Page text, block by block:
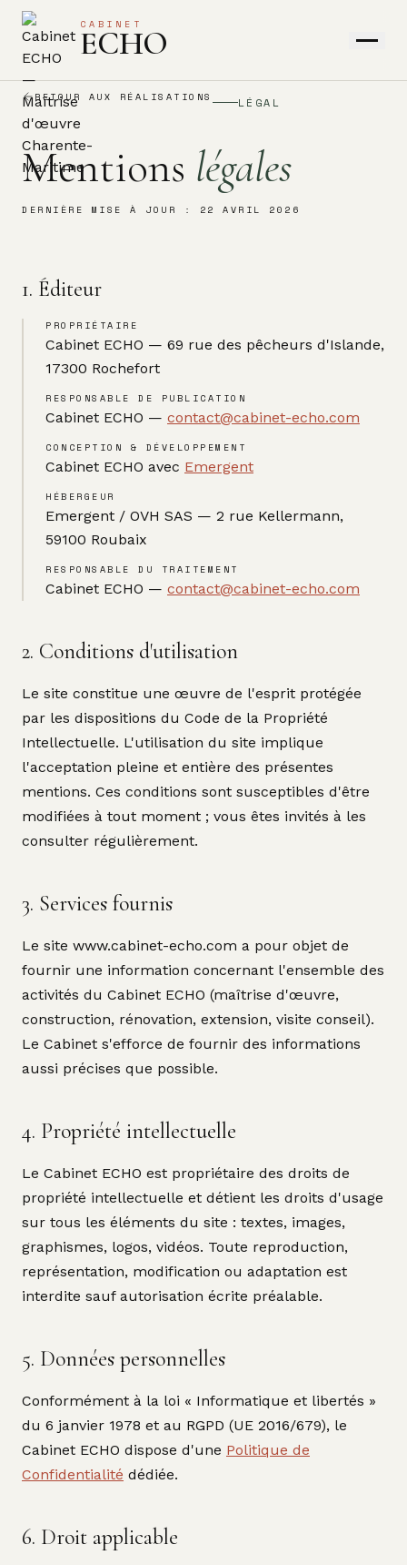
CABINET
ECHO
RETOUR AUX RÉALISATIONS LÉGAL
Mentions légales
DERNIÈRE MISE À JOUR : 22 AVRIL 2026
1. Éditeur
PROPRIÉTAIRE
Cabinet ECHO — 69 rue des pêcheurs d'Islande,
17300 Rochefort
RESPONSABLE DE PUBLICATION
Cabinet ECHO — contact@cabinet-echo.com
CONCEPTION & DÉVELOPPEMENT
Cabinet ECHO avec Emergent
HÉBERGEUR
Emergent / OVH SAS — 2 rue Kellermann,
59100 Roubaix
RESPONSABLE DU TRAITEMENT
Cabinet ECHO — contact@cabinet-echo.com
2. Conditions d'utilisation
Le site constitue une œuvre de l'esprit protégée
par les dispositions du Code de la Propriété
Intellectuelle. L'utilisation du site implique
l'acceptation pleine et entière des présentes
mentions. Ces conditions sont susceptibles d'être
modifiées à tout moment ; vous êtes invités à les
consulter régulièrement.
3. Services fournis
Le site www.cabinet-echo.com a pour objet de
fournir une information concernant l'ensemble des
activités du Cabinet ECHO (maîtrise d'œuvre,
construction, rénovation, extension, visite conseil).
Le Cabinet s'efforce de fournir des informations
aussi précises que possible.
4. Propriété intellectuelle
Le Cabinet ECHO est propriétaire des droits de
propriété intellectuelle et détient les droits d'usage
sur tous les éléments du site : textes, images,
graphismes, logos, vidéos. Toute reproduction,
représentation, modification ou adaptation est
interdite sauf autorisation écrite préalable.
5. Données personnelles
Conformément à la loi « Informatique et libertés »
du 6 janvier 1978 et au RGPD (UE 2016/679), le
Cabinet ECHO dispose d'une Politique de
Confidentialité dédiée.
6. Droit applicable